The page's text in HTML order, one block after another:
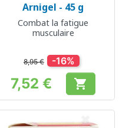
Arnigel - 45 g
Combat la fatigue
musculaire
8,95 € -16%
Prix
7,52 € 